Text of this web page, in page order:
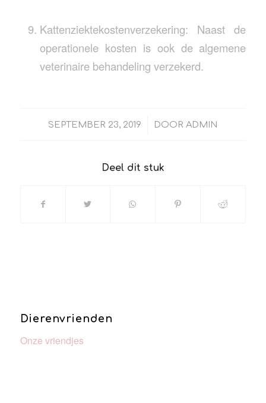
Kattenziektekostenverzekering: Naast de
operationele kosten is ook de algemene
veterinaire behandeling verzekerd.
SEPTEMBER 23, 2019
/ DOORADMIN
Deel dit stuk
Dierenvrienden
Onze vriendjes